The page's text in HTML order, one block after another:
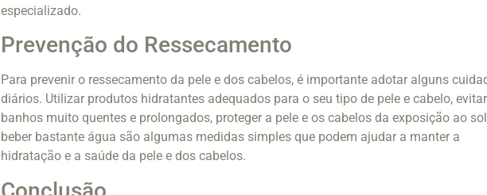
especializado.
Prevenção do Ressecamento
Para prevenir o ressecamento da pele e dos cabelos, é importante adotar alguns
diários. Utilizar produtos hidratantes adequados para o seu tipo de pele e cabelo, evitar
banhos muito quentes e prolongados, proteger a pele e os cabelos da exposição ao
beber bastante água são algumas medidas simples que podem ajudar a manter a
hidratação e a saúde da pele e dos cabelos.